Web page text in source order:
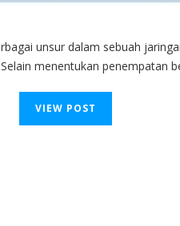
unsur dalam sebuah
menentukan penempatan
VIEW POST